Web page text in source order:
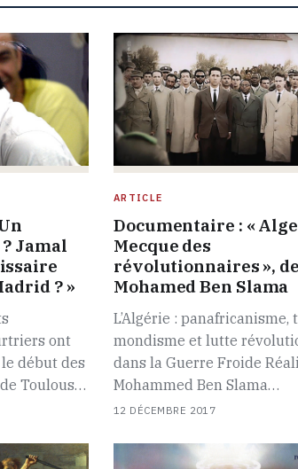
Jamal
? »
ont
début des
Toulous…
ARTICLE
Documentaire : «
Mecque des
révolutionnaires », de
Mohamed Ben Slama
L’Algérie : panafricanisme,
mondisme et lutte
dans la Guerre Froide
Mohammed Ben Slama…
12 DÉCEMBRE 2017